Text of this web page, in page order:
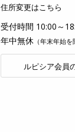
住所変更はこちら
受付時間 10:00～
年中無休 （年末年始を
ルピシア会員